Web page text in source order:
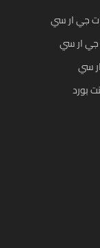
جي ار سي
ار سي
سي
بورد